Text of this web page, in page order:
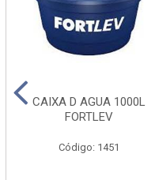
CAIXA D AGUA 1000L
FORTLEV
Código: 1451